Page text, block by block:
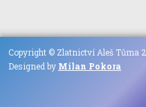
Copyright © Zlatnictví Aleš Tůma
Designed by Milan Pokora